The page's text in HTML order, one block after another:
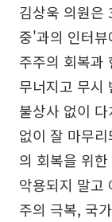
김상욱 의원은
중'과의 인터
주주의 회복과
무너지고 무시
불상사 없이
없이 잘 마무
의 회복을 위
악용되지 말고
주의 극복, 국